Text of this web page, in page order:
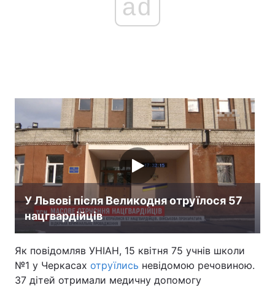
ad
У Львові після Великодня отруїлося 57
нацгвардійців
Як повідомляв УНІАН, 15 квітня 75 учнів школи
№1 у Черкасах отруїлись невідомою речовиною.
37 дітей отримали медичну допомогу